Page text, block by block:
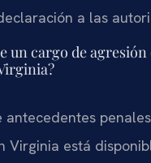
a las
un cargo de agresión
antecedentes penales
Virginia está